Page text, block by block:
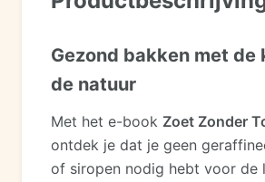
Gezond bakken met de
de natuur
Met het e-book Zoet Zonder
ontdek je dat je geen
of siropen nodig hebt voor de